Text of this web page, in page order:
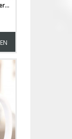
Tasse Becher mit Spruch wundervolle Tochter schönster Stern im Universum mit Schmetterling Kaffeebecher Geschenk Spruchbecher ts2054